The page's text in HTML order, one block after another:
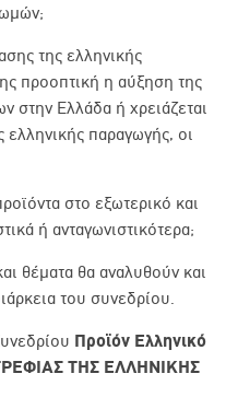
της ελληνικής
προοπτική η αύξηση της
στην Ελλάδα ή χρειάζεται
ελληνικής παραγωγής, οι
στο εξωτερικό και
ή ανταγωνιστικότερα;
θέματα θα αναλυθούν και
του συνεδρίου.
Προϊόν Ελληνικό
ΤΗΣ ΕΛΛΗΝΙΚΗΣ